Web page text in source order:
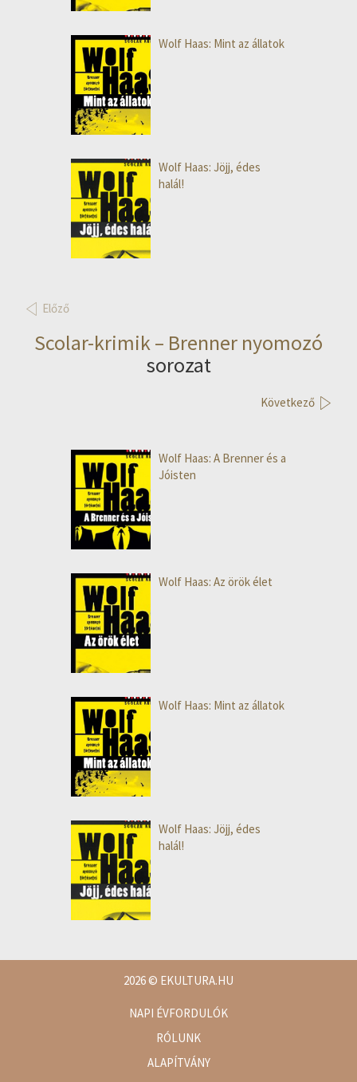
Wolf Haas: Mint az állatok
Wolf Haas: Jöjj, édes
halál!
Előző
Scolar-krimik – Brenner nyomozó
sorozat
Következő
Wolf Haas: A Brenner és a
Jóisten
Wolf Haas: Az örök élet
Wolf Haas: Mint az állatok
Wolf Haas: Jöjj, édes
halál!
2026© EKULTURA.HU
NAPI ÉVFORDULÓK
RÓLUNK
ALAPÍTVÁNY